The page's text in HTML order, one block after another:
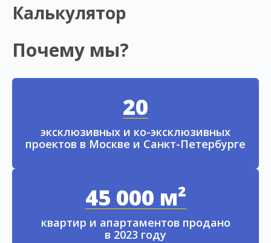
Калькулятор
Почему мы?
20
эксклюзивных и ко-эксклюзивных
проектов в Москве и Санкт-Петербурге
45 000 м²
квартир и апартаментов продано
в 2023 году